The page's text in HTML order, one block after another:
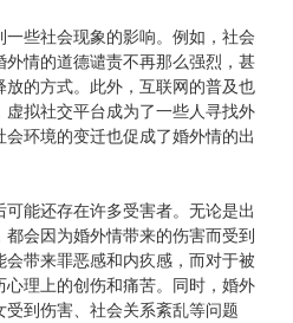
些社会现象的影响。例如，社会
情的道德谴责不再那么强烈，甚
的方式。此外，互联网的普及也
拟社交平台成为了一些人寻找外
环境的变迁也促成了婚外情的出
能还存在许多受害者。无论是出
会因为婚外情带来的伤害而受到
带来罪恶感和内疚感，而对于被
理上的创伤和痛苦。同时，婚外
到伤害、社会关系紊乱等问题